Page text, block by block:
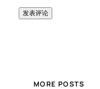
MORE POSTS